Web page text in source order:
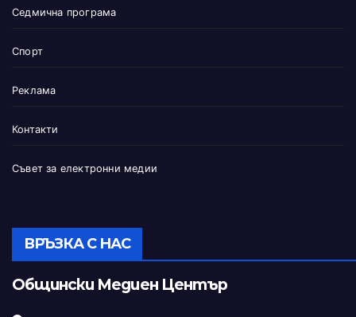
Седмична програма
Спорт
Реклама
Контакти
Съвет за електронни медии
ВРЪЗКА С НАС
Общински Медиен Център